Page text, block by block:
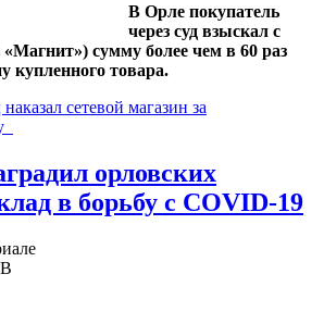
В Орле покупатель
через суд взыскал с
сумму более чем в 60 раз
товара.
сетевой магазин за
орловских
в борьбу с COVID-19